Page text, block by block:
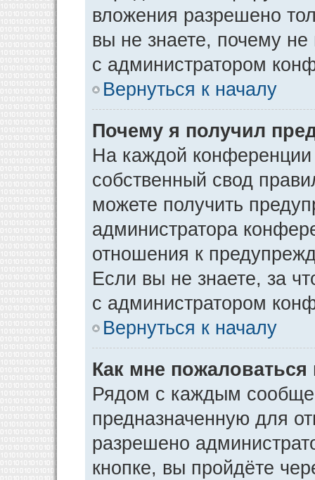
вложения разрешено
вы не знаете, почему
с администратором
Вернуться к началу
Почему я получил
На каждой конференции
собственный свод
можете получить
администратора
отношения к
Если вы не знаете, за
с администратором
Вернуться к началу
Как мне
Рядом с каждым
предназначенную для
разрешено
кнопке, вы пройдёте